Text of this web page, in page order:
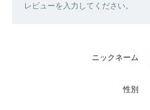
レビューを入力してください。
ニックネーム
性別